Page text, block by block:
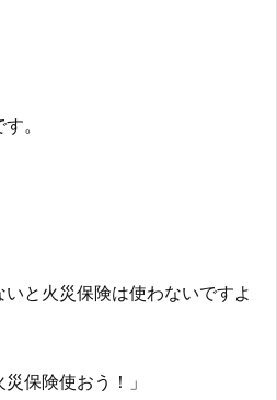
。
と火災保険は使わないですよ
保険使おう！」